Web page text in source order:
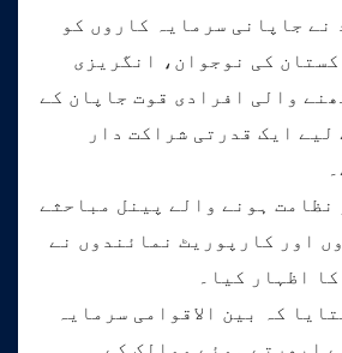
نے جاپانی سرمایہ کاروں کو
کی نوجوان، انگریزی
والی افرادی قوت جاپان کے
لیے ایک قدرتی شراکت دار
نظامت ہونے والے پینل مباحثے
اور کارپوریٹ نمائندوں نے
اظہار کیا۔
کہ بین الاقوامی سرمایہ
ابھرتے ہوئے ممالک کے